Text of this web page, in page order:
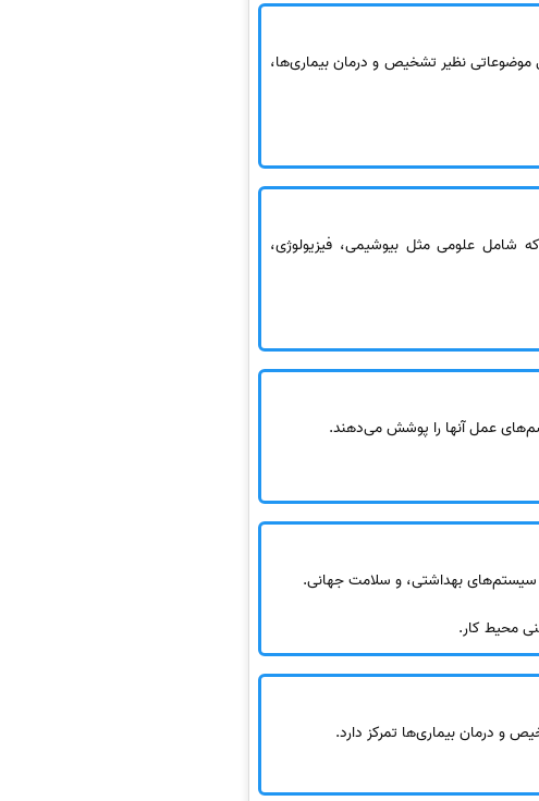
نظیر تشخیص و درمان بیماری‌ها،
شامل علومی مثل بیوشیمی، فیزیولوژی،
عمل آنها را پوشش می‌دهند.
سیستم‌های بهداشتی، و سلامت جهانی.
محیط کار.
و درمان بیماری‌ها تمرکز دارد.